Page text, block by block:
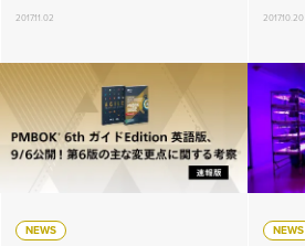
2017.11.02 2017.10.20
NEWS NEWS